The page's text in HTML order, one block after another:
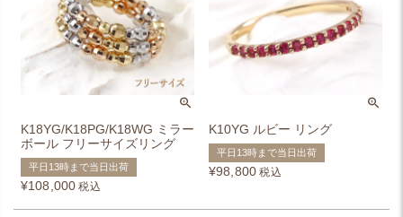
K18YG/K18PG/K18WG ミラー
ボール フリーサイズリング
平日13時まで当日出荷
¥108,000 税込
K10YG ルビー リング
平日13時まで当日出荷
¥98,800 税込